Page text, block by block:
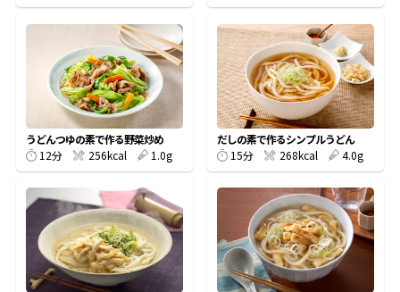
だし粉
商品情報一覧
うどんつゆの素で作る野菜炒め
12分
256kcal 1.0g
だしの素で作るシンプルうどん
15分
268kcal 4.0g